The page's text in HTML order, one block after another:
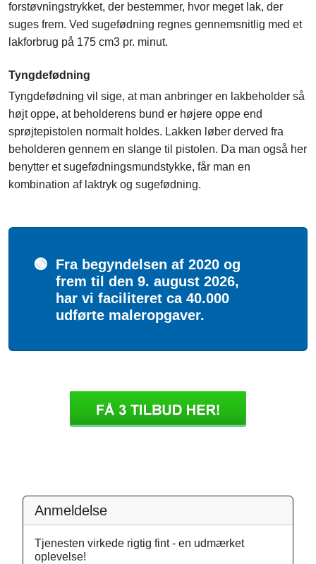
forstøvningstrykket, der bestemmer, hvor meget lak, der
suges frem. Ved sugefødning regnes gennemsnitlig med et
lakforbrug på 175 cm3 pr. minut.
Tyngdefødning
Tyngdefødning vil sige, at man anbringer en lakbeholder så
højt oppe, at beholderens bund er højere oppe end
sprøjtepistolen normalt holdes. Lakken løber derved fra
beholderen gennem en slange til pistolen. Da man også her
benytter et sugefødningsmundstykke, får man en
kombination af laktryk og sugefødning.
🟢 Fra begyndelsen af 2020 og
frem til den 9. august 2026,
har vi faciliteret ca 40.000
udførte maleropgaver.
Anmeldelse
Tjenesten virkede rigtig fint - en udmærket
oplevelse!